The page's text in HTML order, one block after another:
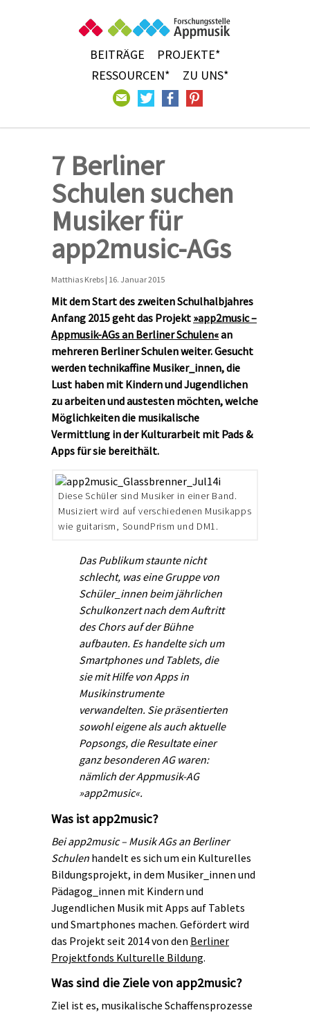
BEITRÄGE
PROJEKTE*
RESSOURCEN*
ZU UNS*
7 Berliner
Schulen suchen
Musiker für
app2music-AGs
Matthias Krebs | 16. Januar 2015
Mit dem Start des zweiten Schulhalbjahres
Anfang 2015 geht das Projekt »app2music –
Appmusik-AGs an Berliner Schulen«an
mehreren Berliner Schulen weiter. Gesucht
werden technikaffine Musiker_innen, die
Lust haben mit Kindern und Jugendlichen
zu arbeiten und austesten möchten, welche
Möglichkeiten die musikalische
Vermittlung in der Kulturarbeit mit Pads &
Apps für sie bereithält.
Diese Schüler sind Musiker in einer Band.
Musiziert wird auf verschiedenen Musikapps
wie guitarism, SoundPrism und DM1.
Das Publikum staunte nicht
schlecht, was eine Gruppe von
Schüler_innen beim jährlichen
Schulkonzert nach dem Auftritt
des Chors auf der Bühne
aufbauten. Es handelte sich um
Smartphones und Tablets, die
sie mit Hilfe von Apps in
Musikinstrumente
verwandelten. Sie präsentierten
sowohl eigene als auch aktuelle
Popsongs, die Resultate einer
ganz besonderen AG waren:
nämlich der Appmusik-AG
»app2music«.
Was ist app2music?
Bei app2music – Musik AGs an Berliner
Schulen handelt es sich um ein Kulturelles
Bildungsprojekt, in dem Musiker_innen und
Pädagog_innen mit Kindern und
Jugendlichen Musik mit Apps auf Tablets
und Smartphones machen. Gefördert wird
das Projekt seit 2014 von den Berliner
Projektfonds Kulturelle Bildung.
Was sind die Ziele von app2music?
Ziel ist es, musikalische Schaffensprozesse